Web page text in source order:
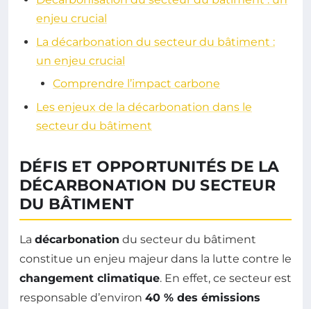
enjeu crucial
La décarbonation du secteur du bâtiment :
un enjeu crucial
Comprendre l’impact carbone
Les enjeux de la décarbonation dans le
secteur du bâtiment
DÉFIS ET OPPORTUNITÉS DE LA
DÉCARBONATION DU SECTEUR
DU BÂTIMENT
La décarbonation du secteur du bâtiment
constitue un enjeu majeur dans la lutte contre le
changement climatique. En effet, ce secteur est
responsable d’environ 40 % des émissions